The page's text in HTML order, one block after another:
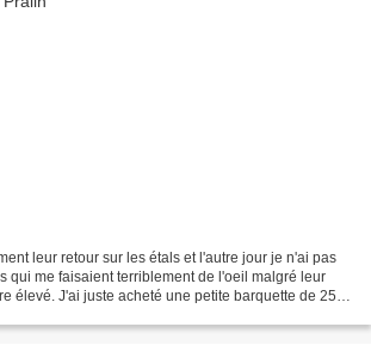
leur retour sur les étals et l'autre jour je n'ai pas
qui me faisaient terriblement de l'oeil malgré leur
élevé. J'ai juste acheté une petite barquette de 250